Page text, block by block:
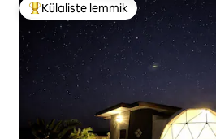
Külaliste suur lemmik
Külaliste lemmik